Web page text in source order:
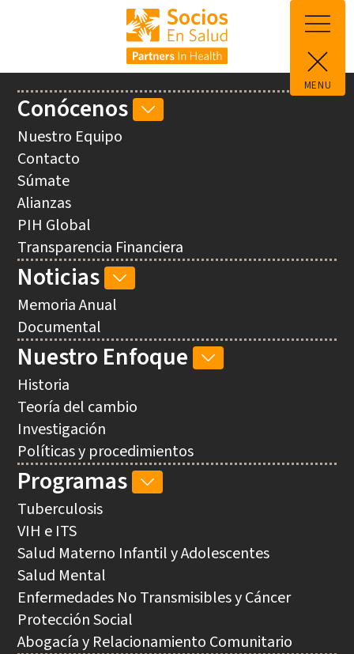
Pasar al contenido principal
MENU
Main
navigation
Conócenos
CONÓCENOS
Nuestro Equipo
Contacto
Súmate
Alianzas
PIH Global
Transparencia Financiera
Noticias
NOTICIAS
Memoria Anual
Documental
Nuestro Enfoque
NUESTRO
Historia
Teoría del cambio
Investigación
Políticas y procedimientos
Programas
PROGRAMAS
Tuberculosis
VIH e ITS
Salud Materno Infantil y Adolescentes
Salud Mental
Enfermedades No Transmisibles y Cáncer
Protección Social
Abogacía y Relacionamiento Comunitario